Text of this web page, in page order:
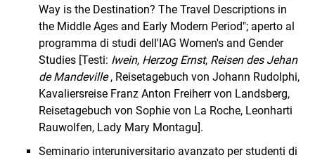
Way is the Destination? The Travel Descriptions in
the Middle Ages and Early Modern Period"; aperto al
programma di studi dell'IAG Women's and Gender
Studies [Testi: Iwein, Herzog Ernst, Reisendes Jehan
de Mandeville, Reisetagebuch von Johann Rudolphi,
Kavaliersreise Franz Anton Freiherr von Landsberg,
Reisetagebuch von Sophie von La Roche, Leonharti
Rauwolfen, Lady Mary Montagu].
Seminario interuniversitario avanzato per studenti di